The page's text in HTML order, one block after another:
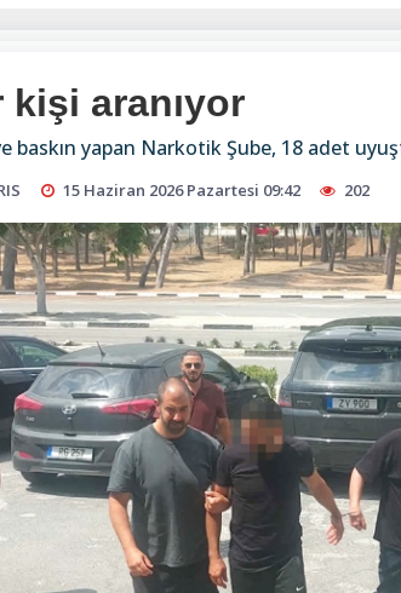
kişi aranıyor
baskın yapan Narkotik Şube, 18 adet
15 Haziran 2026 Pazartesi 09:42 202